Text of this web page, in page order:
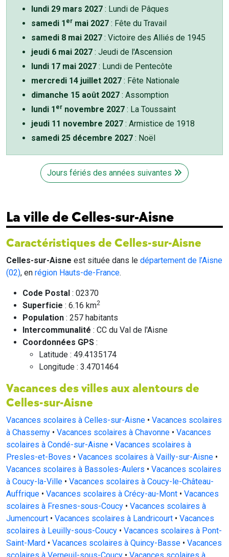
lundi 29 mars 2027 : Lundi de Pâques
samedi 1 er mai 2027 : Fête du Travail
samedi 8 mai 2027 : Victoire des Alliés de 1945
jeudi 6 mai 2027 : Jeudi de l'Ascension
lundi 17 mai 2027 : Lundi de Pentecôte
mercredi 14 juillet 2027 : Fête Nationale
dimanche 15 août 2027 : Assomption
lundi 1 er novembre 2027 : La Toussaint
jeudi 11 novembre 2027 : Armistice de 1918
samedi 25 décembre 2027 : Noël
Jours fériés des années suivantes
La ville de Celles-sur-Aisne
Caractéristiques de Celles-sur-Aisne
Celles-sur-Aisne est située dans le département de l’Aisne
(02), en région Hauts-de-France.
Code Postal : 02370
Superficie : 6.16 km2
Population : 257 habitants
Intercommunalité : CC du Val de l'Aisne
Coordonnées GPS :
Latitude : 49.4135174
Longitude : 3.4701464
Vacances des villes aux alentours de
Celles-sur-Aisne
Vacances scolaires à Celles-sur-Aisne • Vacances scolaires
à Chassemy • Vacances scolaires à Chavonne • Vacances
scolaires à Condé-sur-Aisne • Vacances scolaires à
Presles-et-Boves • Vacances scolaires à Vailly-sur-Aisne •
Vacances scolaires à Bassoles-Aulers • Vacances scolaires
à Coucy-la-Ville • Vacances scolaires à Coucy-le-Château-
Auffrique • Vacances scolaires à Crécy-au-Mont • Vacances
scolaires à Fresnes-sous-Coucy • Vacances scolaires à
Jumencourt • Vacances scolaires à Landricourt • Vacances
scolaires à Leuilly-sous-Coucy • Vacances scolaires à Pont-
Saint-Mard • Vacances scolaires à Quincy-Basse • Vacances